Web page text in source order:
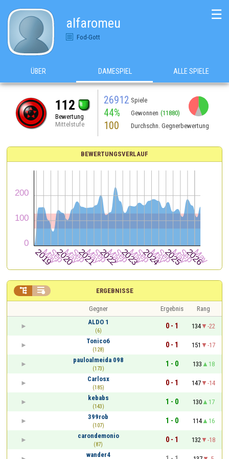
alfaromeu
Fod-Gott
☰
ÜBER DAMESPIEL ALLE SPIELE
112
Bewertung
Mittelstufe
26912 Spiele
44% Gewonnen (11880)
100 Durchschn. Gegnerbewertung
BEWERTUNGSVERLAUF
ERGEBNISSE
 
Gegner Ergebnis
Rang
ALDO 1
(6)
0 - 1 134
-22
Tonico6
(128)
0 - 1 151
-17
pauloalmeida 098
(173)
1 - 0 133
18
Carlosx
(185)
0 - 1 147
-14
kebabs
(143)
1 - 0 130
17
399rob
(107)
1 - 0 114
16
carondemonio
(87)
0 - 1 132
-18
wander4